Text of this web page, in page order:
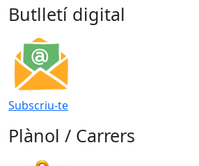
Butlletí digital
Subscriu-te
Plànol / Carrers